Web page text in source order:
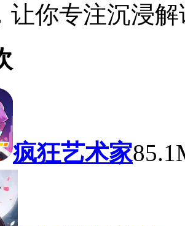
让你专注沉浸
疯狂艺术家